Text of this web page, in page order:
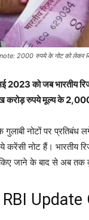
2000 रुपये के नोट को लेकर
को जब भारतीय
करोड़ रुपये मूल्य के
नोटों पर प्रतिबंध
नोट हैं। भारतीय
जाने के बाद से अब
Update